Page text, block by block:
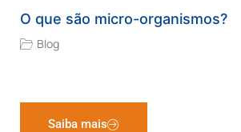
O que são micro-organismos?
Blog
Saiba mais